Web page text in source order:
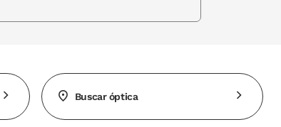
Buscar óptica